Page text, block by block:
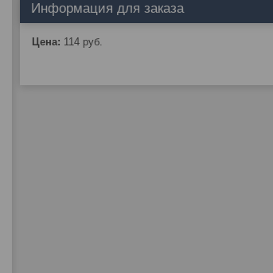
Информация для заказа
Цена: 114 руб.